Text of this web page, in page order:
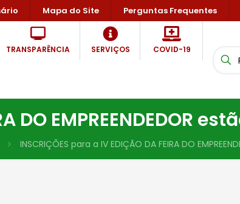
Mapa do Site Perguntas Frequentes
TRANSPARÊNCIA SERVIÇOS COVID-19
DO EMPREENDEDOR
INSCRIÇÕES para a IV EDIÇÃO DA FEIRA DO